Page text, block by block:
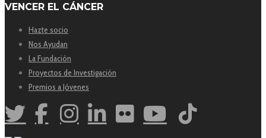
VENCER EL CÁNCER
Hazte socio
Nos Ayudan
La Fundación
Proyectos de Investigación
Premios a Jóvenes